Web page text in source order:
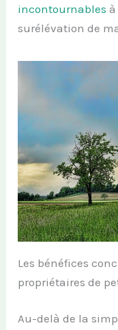
incontournables à
surélévation de
Les bénéfices
propriétaires de
Au-delà de la